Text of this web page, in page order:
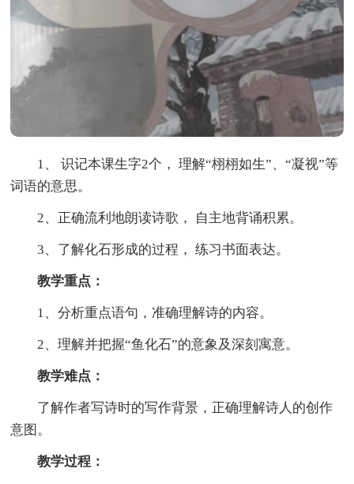
1、 识记本课生字2个， 理解“栩栩如生”、“凝视”等
词语的意思。
2、正确流利地朗读诗歌， 自主地背诵积累。
3、了解化石形成的过程， 练习书面表达。
教学重点：
1、分析重点语句，准确理解诗的内容。
2、理解并把握“鱼化石”的意象及深刻寓意。
教学难点：
了解作者写诗时的写作背景，正确理解诗人的创作
意图。
教学过程：